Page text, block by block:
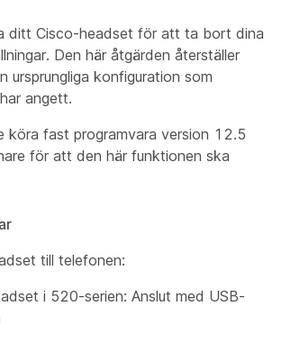
ditt Cisco-headset för att ta bort dina
Den här åtgärden återställer
ursprungliga konfiguration som
angett.
köra fast programvara version 12.5
för att den här funktionen ska
till telefonen:
i 520-serien: Anslut med USB-